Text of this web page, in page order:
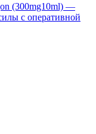
(300mg10ml) —
с оперативной